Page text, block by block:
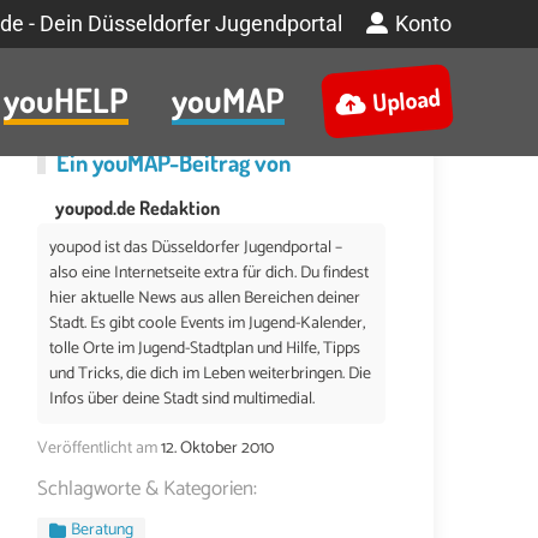
- Dein Düsseldorfer Jugendportal Konto
youHELP youMAP Upload
EinyouMAP-Beitrag von
youpod.de Redaktion
youpod ist das Düsseldorfer Jugendportal –
also eine Internetseite extra für dich. Du findest
hier aktuelle News aus allen Bereichen deiner
Stadt. Es gibt coole Events im Jugend-Kalender,
tolle Orte im Jugend-Stadtplan und Hilfe, Tipps
und Tricks, die dich im Leben weiterbringen. Die
Infos über deine Stadt sind multimedial.
Veröffentlicht am12. Oktober 2010
Schlagworte & Kategorien:
Beratung